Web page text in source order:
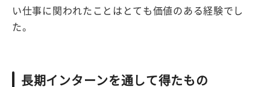
い仕事に関われたことはとても価値のある経験でし
た。
長期インターンを通して得たもの